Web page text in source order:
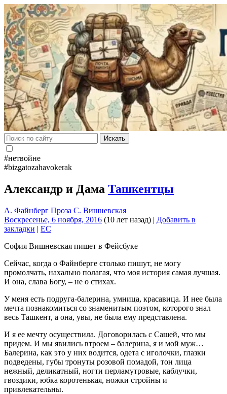
Искать
#нетвойне
#bizgatozahavokerak
Александр и Дама Ташкентцы
А. Файнберг Проза С. Вишневская
Воскресенье, 6 ноября, 2016 (10 лет назад) | Добавить в
закладки | EC
София Вишневская пишет в Фейсбуке
Сейчас, когда о Файнберге столько пишут, не могу
промолчать, нахально полагая, что моя история самая лучшая.
И она, слава Богу, – не о стихах.
У меня есть подруга-балерина, умница, красавица. И нее была
мечта познакомиться со знаменитым поэтом, которого знал
весь Ташкент, а она, увы, не была ему представлена.
И я ее мечту осуществила. Договорилась с Сашей, что мы
придем. И мы явились втроем – балерина, я и мой муж…
Балерина, как это у них водится, одета с иголочки, глазки
подведены, губы тронуты розовой помадой, тон лица
нежный, деликатный, ногти перламутровые, каблучки,
гвоздики, юбка коротенькая, ножки стройны и
привлекательны.